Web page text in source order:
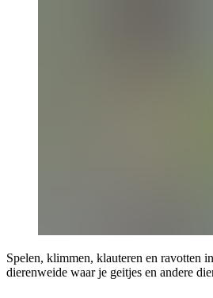
Spelen, klimmen, klauteren en ravotten
dierenweide waar je geitjes en andere